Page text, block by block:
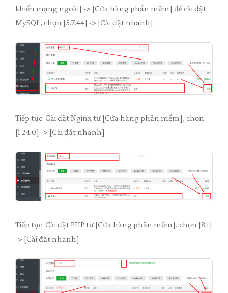
khiển mạng ngoài] -> [Cửa hàng phần mềm] để cài đặt
MySQL, chọn [5.7.44] -> [Cài đặt nhanh].
Tiếp tục: Cài đặt Nginx từ [Cửa hàng phần mềm], chọn
[1.24.0] -> [Cài đặt nhanh]
Tiếp tục: Cài đặt PHP từ [Cửa hàng phần mềm], chọn [8.1]
-> [Cài đặt nhanh]